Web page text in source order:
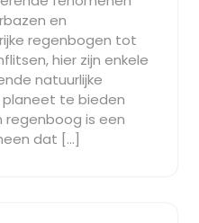
en
regenbogen tot
hier zijn enkele
natuurlijke
planeet te bieden
regenboog is een
dat […]